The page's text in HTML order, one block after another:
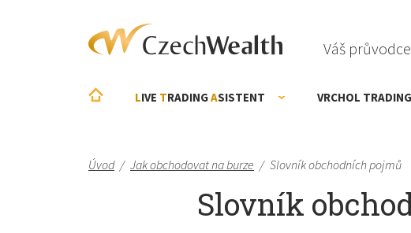
Váš
LIVE TRADINGASISTENT VRCHOL
Úvod / Jak obchodovat na burze / Slovník obchodních pojmů
Slovník